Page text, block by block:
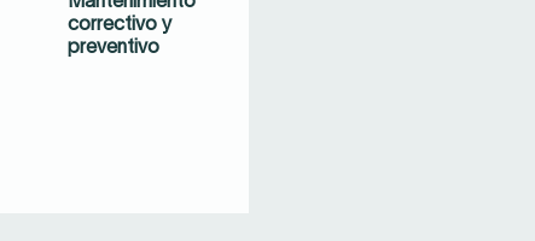
correctivo y
preventivo